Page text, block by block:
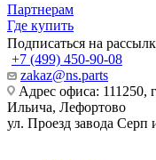
Партнерам
Где купить
Подписаться на
+7 (499) 450-90-08
zakaz@ns.parts
Адрес офиса:
Ильича, Лефортово
ул. Проезд завода Серп